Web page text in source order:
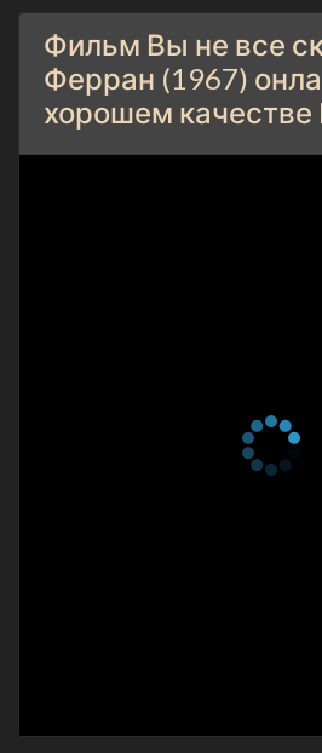
Фильм Вы не все
Ферран (1967)
хорошем качестве